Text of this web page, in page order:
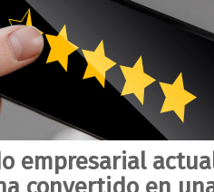
empresarial